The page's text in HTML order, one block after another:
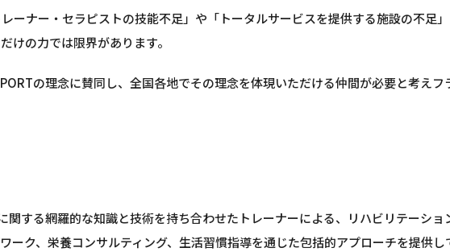
ーナー・セラピストの技能不足」や「トータルサービスを提供する施設の不足
けの力では限界があります。
の理念に賛同し、全国各地でその理念を体現いただける仲間が必要と考えフ
関する網羅的な知識と技術を持ち合わせたトレーナーによる、リハビリテーショ
ーク、栄養コンサルティング、生活習慣指導を通じた包括的アプローチを提供し